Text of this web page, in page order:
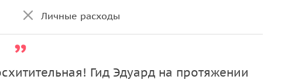
Личные расходы
Гид Эдуард на протяжении